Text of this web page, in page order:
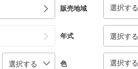
販売地域 選択する
年式
色 選択する